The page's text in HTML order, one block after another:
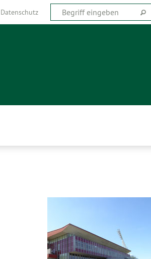
Datenschutz